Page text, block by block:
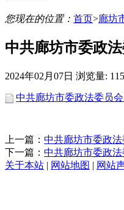
您现在的位置： 首页>廊坊
中共廊坊市委政
2024年02月07日 浏览量:
中共廊坊市委政法委员
上一篇： 中共廊坊市委政
下一篇： 中共廊坊市委政
关于本站 | 网站地图 | 网站